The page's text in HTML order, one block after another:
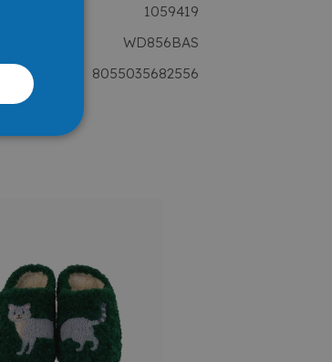
1059419
WD856BAS
8055035682556